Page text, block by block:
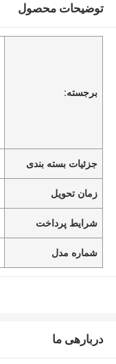
توضیحات محصول
برجسته:
جزئیات بسته بندی
زمان تحویل
شرایط پرداخت
شماره مدل
دربارهی ما